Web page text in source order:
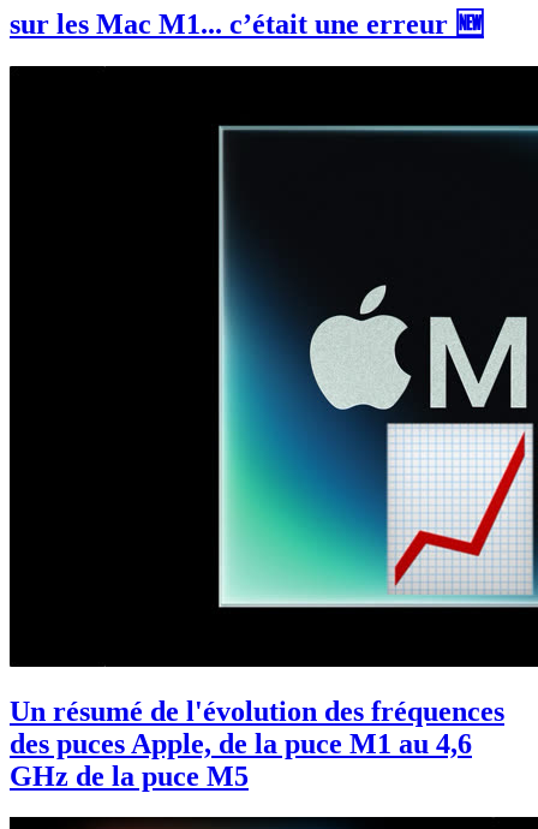
sur les Mac M1... c’était une erreur 🆕
Un résumé de l'évolution des fréquences
des puces Apple, de la puce M1 au 4,6
GHz de la puce M5